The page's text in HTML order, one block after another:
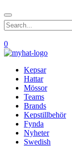
0
Kepsar
Hattar
Mössor
Teams
Brands
Kepstillbehör
Fynda
Nyheter
Swedish